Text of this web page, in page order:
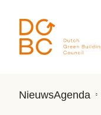
NieuwsAgenda